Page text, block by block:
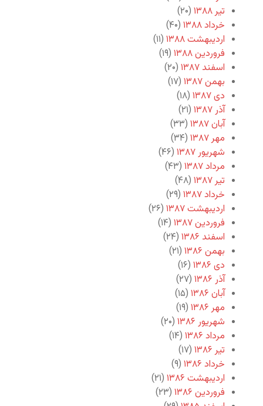
تیر ۱۳۸۸
(۲۰)
خرداد ۱۳۸۸
(۴۰)
اردیبهشت ۱۳۸۸
(۱۱)
فروردین ۱۳۸۸
(۱۹)
اسفند ۱۳۸۷
(۲۰)
بهمن ۱۳۸۷
(۱۷)
دی ۱۳۸۷
(۱۸)
آذر ۱۳۸۷
(۲۱)
آبان ۱۳۸۷
(۳۳)
مهر ۱۳۸۷
(۳۴)
شهریور ۱۳۸۷
(۴۶)
مرداد ۱۳۸۷
(۴۳)
تیر ۱۳۸۷
(۴۸)
خرداد ۱۳۸۷
(۲۹)
اردیبهشت ۱۳۸۷
(۲۶)
فروردین ۱۳۸۷
(۱۴)
اسفند ۱۳۸۶
(۲۴)
بهمن ۱۳۸۶
(۲۱)
دی ۱۳۸۶
(۱۶)
آذر ۱۳۸۶
(۲۷)
آبان ۱۳۸۶
(۱۵)
مهر ۱۳۸۶
(۱۹)
شهریور ۱۳۸۶
(۲۰)
مرداد ۱۳۸۶
(۱۴)
تیر ۱۳۸۶
(۱۷)
خرداد ۱۳۸۶
(۹)
اردیبهشت ۱۳۸۶
(۲۱)
فروردین ۱۳۸۶
(۲۳)